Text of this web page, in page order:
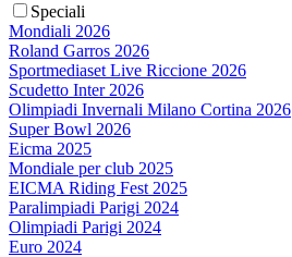
Speciali
Mondiali 2026
Roland Garros 2026
Sportmediaset Live Riccione 2026
Scudetto Inter 2026
Olimpiadi Invernali Milano Cortina 2026
Super Bowl 2026
Eicma 2025
Mondiale per club 2025
EICMA Riding Fest 2025
Paralimpiadi Parigi 2024
Olimpiadi Parigi 2024
Euro 2024